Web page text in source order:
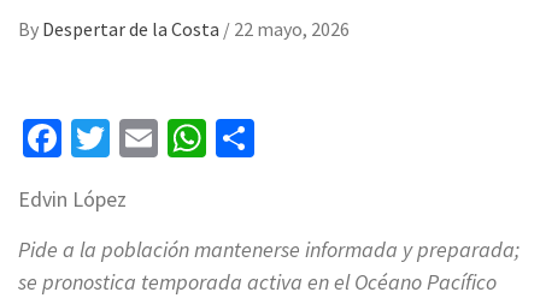
By Despertar de la Costa / 22 mayo, 2026
Facebook
Twitter
EmailWhatsApp
Edvin López
Pide a la población mantenerse informada y preparada;
se pronostica temporada activa en el Océano Pacífico